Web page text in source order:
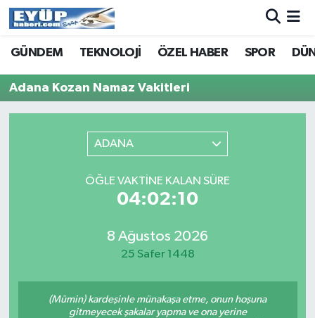
GÜNDEM TEKNOLOJİ ÖZEL HABER SPOR
Adana Kozan Namaz Vakitleri
ADANA
ÖĞLE VAKTINE KALAN SÜRE
04:02:10
8 Ağustos 2026
25 Safer 1448
(Mümin) kardeşinle münakaşa etme, onun hoşuna
gitmeyecek şakalar yapma ve ona yerine